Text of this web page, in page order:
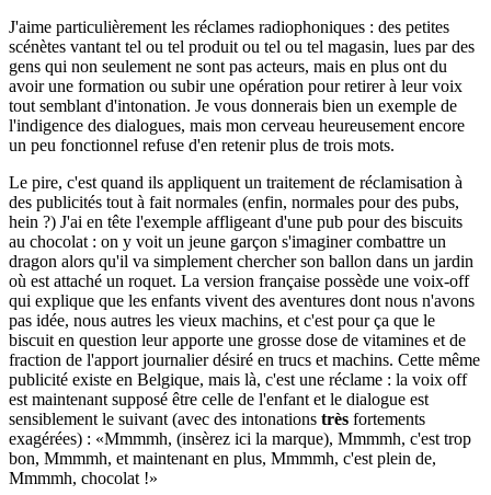
J'aime particulièrement les réclames radiophoniques : des petites
scénètes vantant tel ou tel produit ou tel ou tel magasin, lues par des
gens qui non seulement ne sont pas acteurs, mais en plus ont du
avoir une formation ou subir une opération pour retirer à leur voix
tout semblant d'intonation. Je vous donnerais bien un exemple de
l'indigence des dialogues, mais mon cerveau heureusement encore
un peu fonctionnel refuse d'en retenir plus de trois mots.
Le pire, c'est quand ils appliquent un traitement de réclamisation à
des publicités tout à fait normales (enfin, normales pour des pubs,
hein ?) J'ai en tête l'exemple affligeant d'une pub pour des biscuits
au chocolat : on y voit un jeune garçon s'imaginer combattre un
dragon alors qu'il va simplement chercher son ballon dans un jardin
où est attaché un roquet. La version française possède une voix-off
qui explique que les enfants vivent des aventures dont nous n'avons
pas idée, nous autres les vieux machins, et c'est pour ça que le
biscuit en question leur apporte une grosse dose de vitamines et de
fraction de l'apport journalier désiré en trucs et machins. Cette même
publicité existe en Belgique, mais là, c'est une réclame : la voix off
est maintenant supposé être celle de l'enfant et le dialogue est
sensiblement le suivant (avec des intonations très fortements
exagérées) :
Mmmmh, (insèrez ici la marque), Mmmmh, c'est trop
bon, Mmmmh, et maintenant en plus, Mmmmh, c'est plein de,
Mmmmh, chocolat !